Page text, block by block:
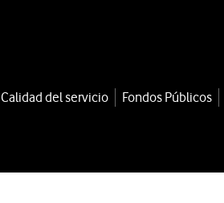
Calidad del servicio Fondos Públicos